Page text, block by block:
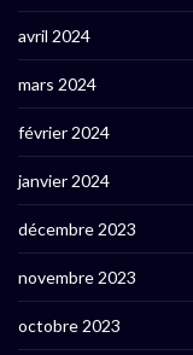
avril 2024
mars 2024
février 2024
janvier 2024
décembre 2023
novembre 2023
octobre 2023